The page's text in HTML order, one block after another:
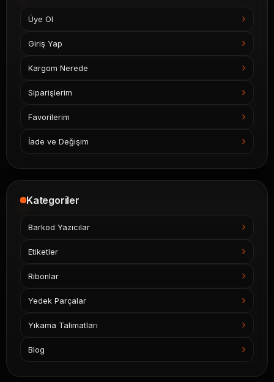
Üye Ol
Giriş Yap
Kargom Nerede
Siparişlerim
Favorilerim
İade ve Değişim
Kategoriler
Barkod Yazıcılar
Etiketler
Ribonlar
Yedek Parçalar
Yıkama Talimatları
Blog